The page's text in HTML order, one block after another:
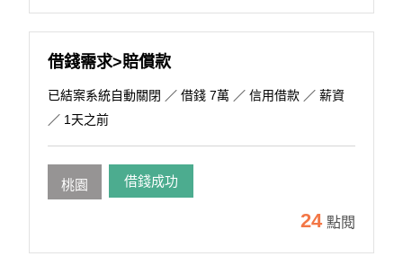
借錢需求>賠償款
已結案系統自動關閉 ／ 借錢 7萬 ／ 信用借款 ／ 薪資
／ 1天之前
桃園 借錢成功
24 點閱